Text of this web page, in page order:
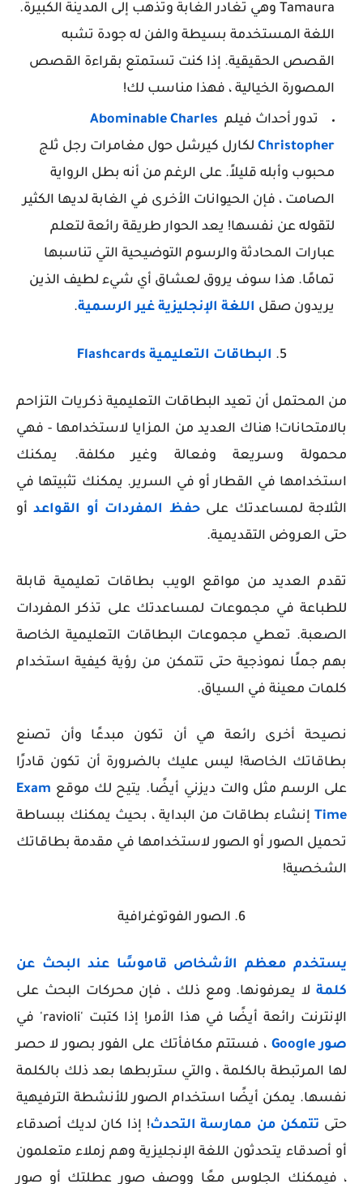
Tamaura وهي تغادر الغابة وتذهب إلى المدينة الكبيرة.
اللغة المستخدمة بسيطة والفن له جودة تشبه
القصص الحقيقية. إذا كنت تستمتع بقراءة القصص
المصورة الخيالية ، فهذا مناسب لك!
تدور أحداث فيلم Abominable Charles
Christopher لكارل كيرشل حول مغامرات رجل ثلج
محبوب وأبله قليلاً. على الرغم من أنه بطل الرواية
الصامت ، فإن الحيوانات الأخرى في الغابة لديها الكثير
لتقوله عن نفسها! يعد الحوار طريقة رائعة لتعلم
عبارات المحادثة والرسوم التوضيحية التي تناسبها
تمامًا. هذا سوف يروق لعشاق أي شيء لطيف الذين
يريدون صقل اللغة الإنجليزية غير الرسمية.
5. البطاقات التعليمية Flashcards
من المحتمل أن تعيد البطاقات التعليمية ذكريات التزاحم
بالامتحانات! هناك العديد من المزايا لاستخدامها - فهي
محمولة وسريعة وفعالة وغير مكلفة. يمكنك
استخدامها في القطار أو في السرير. يمكنك تثبيتها في
الثلاجة لمساعدتك علىحفظ المفردات أو القواعدأو
حتى العروض التقديمية.
تقدم العديد من مواقع الويب بطاقات تعليمية قابلة
للطباعة في مجموعات لمساعدتك على تذكر المفردات
الصعبة. تعطي مجموعات البطاقات التعليمية الخاصة
بهم جملًا نموذجية حتى تتمكن من رؤية كيفية استخدام
كلمات معينة في السياق.
نصيحة أخرى رائعة هي أن تكون مبدعًا وأن تصنع
بطاقاتك الخاصة! ليس عليك بالضرورة أن تكون قادرًا
على الرسم مثل والت ديزني أيضًا. يتيح لك موقع Exam
Time إنشاء بطاقات من البداية ، بحيث يمكنك ببساطة
تحميل الصور أو الصور لاستخدامها في مقدمة بطاقاتك
الشخصية!
6. الصور الفوتوغرافية
يستخدم معظم الأشخاص قاموسًا عند البحث عن
كلمة لا يعرفونها. ومع ذلك ، فإن محركات البحث على
الإنترنت رائعة أيضًا في هذا الأمر! إذا كتبت 'ravioli' في
صور Google
، فستتم مكافأتك على الفور بصور لا حصر
لها المرتبطة بالكلمة ، والتي ستربطها بعد ذلك بالكلمة
نفسها. يمكن أيضًا استخدام الصور للأنشطة الترفيهية
حتى تتمكن من ممارسة التحدث! إذا كان لديك أصدقاء
أو أصدقاء يتحدثون اللغة الإنجليزية وهم زملاء متعلمون
، فيمكنك الجلوس معًا ووصف صور عطلتك أو صور